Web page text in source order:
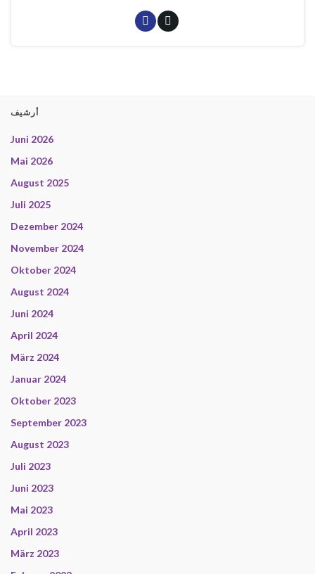
أرشيف
Juni 2026
Mai 2026
August 2025
Juli 2025
Dezember 2024
November 2024
Oktober 2024
August 2024
Juni 2024
April 2024
März 2024
Januar 2024
Oktober 2023
September 2023
August 2023
Juli 2023
Juni 2023
Mai 2023
April 2023
März 2023